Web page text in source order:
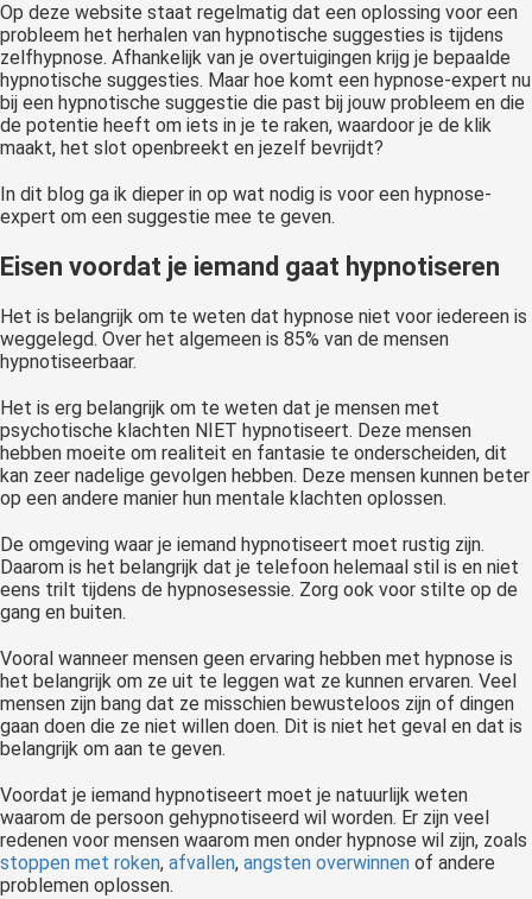
Op deze website staat regelmatig dat een oplossing voor een
probleem het herhalen van hypnotische suggesties is tijdens
zelfhypnose. Afhankelijk van je overtuigingen krijg je bepaalde
hypnotische suggesties. Maar hoe komt een hypnose-expert nu
bij een hypnotische suggestie die past bij jouw probleem en die
de potentie heeft om iets in je te raken, waardoor je de klik
maakt, het slot openbreekt en jezelf bevrijdt?
In dit blog ga ik dieper in op wat nodig is voor een hypnose-
expert om een suggestie mee te geven.
Eisen voordat je iemand gaat hypnotiseren
Het is belangrijk om te weten dat hypnose niet voor iedereen is
weggelegd. Over het algemeen is 85% van de mensen
hypnotiseerbaar.
Het is erg belangrijk om te weten dat je mensen met
psychotische klachten NIET hypnotiseert. Deze mensen
hebben moeite om realiteit en fantasie te onderscheiden, dit
kan zeer nadelige gevolgen hebben. Deze mensen kunnen beter
op een andere manier hun mentale klachten oplossen.
De omgeving waar je iemand hypnotiseert moet rustig zijn.
Daarom is het belangrijk dat je telefoon helemaal stil is en niet
eens trilt tijdens de hypnosesessie. Zorg ook voor stilte op de
gang en buiten.
Vooral wanneer mensen geen ervaring hebben met hypnose is
het belangrijk om ze uit te leggen wat ze kunnen ervaren. Veel
mensen zijn bang dat ze misschien bewusteloos zijn of dingen
gaan doen die ze niet willen doen. Dit is niet het geval en dat is
belangrijk om aan te geven.
Voordat je iemand hypnotiseert moet je natuurlijk weten
waarom de persoon gehypnotiseerd wil worden. Er zijn veel
redenen voor mensen waarom men onder hypnose wil zijn, zoals
stoppen met roken, afvallen, angsten overwinnen of andere
problemen oplossen.